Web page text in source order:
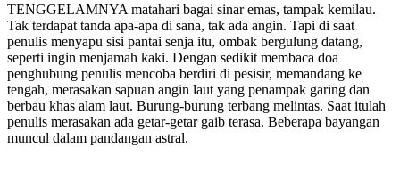
TENGGELAMNYA matahari bagai sinar emas, tampak kemilau.
Tak terdapat tanda apa-apa di sana, tak ada angin. Tapi di saat
penulis menyapu sisi pantai senja itu, ombak bergulung datang,
seperti ingin menjamah kaki. Dengan sedikit membaca doa
penghubung penulis mencoba berdiri di pesisir, memandang ke
tengah, merasakan sapuan angin laut yang penampak garing dan
berbau khas alam laut. Burung-burung terbang melintas. Saat itulah
penulis merasakan ada getar-getar gaib terasa. Beberapa bayangan
muncul dalam pandangan astral.